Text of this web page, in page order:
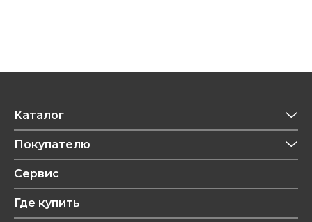
Каталог
Приготовление напитков
Техника для кухни
Уход за волосами
Покупателю
Обзоры
Рецепты
Сервис
Где купить